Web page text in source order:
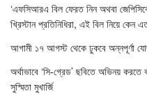
‘এফসিআরএ বিল ফেরত নিন অথবা
খ্রিস্টান প্রতিনিধিরা, এই বিল নিয়ে কেন
আগামী ১৭ আগস্ট থেকে ঢুকবে অন্নপূর্ণা
অর্থাভাবে ‘সি-গ্রেড’ ছবিতে অভিনয়
সুস্মিতা মুখার্জি